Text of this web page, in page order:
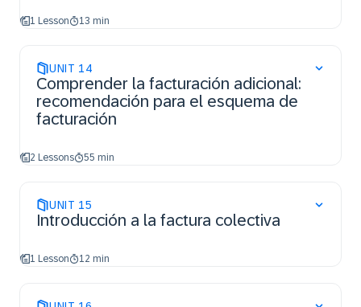
1 Lesson 13 min
UNIT 14
Comprender la facturación adicional:
recomendación para el esquema de
facturación
2 Lessons 55 min
UNIT 15
Introducción a la factura colectiva
1 Lesson 12 min